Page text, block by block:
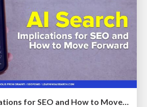
AI Search: Implications for SEO and How to Move Forward - #ShenzhenSEOConference